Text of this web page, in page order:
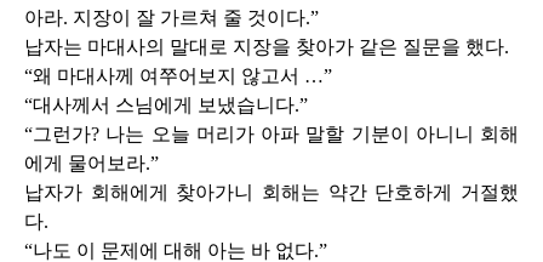
아라. 지장이 잘 가르쳐 줄 것이다.”
납자는 마대사의 말대로 지장을 찾아가 같은 질문을 했다.
“왜 마대사께 여쭈어보지 않고서 …”
“대사께서 스님에게 보냈습니다.”
“그런가? 나는 오늘 머리가 아파 말할 기분이 아니니 회해
에게 물어보라.”
납자가 회해에게 찾아가니 회해는 약간 단호하게 거절했
다.
“나도 이 문제에 대해 아는 바 없다.”